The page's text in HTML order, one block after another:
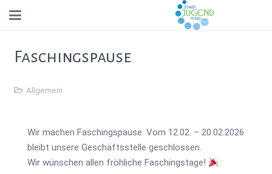
Faschingspause
Allgemein
Wir machen Faschingspause. Vom 12.02. – 20.02.2026
bleibt unsere Geschäftsstelle geschlossen.
Wir wünschen allen fröhliche Faschingstage!